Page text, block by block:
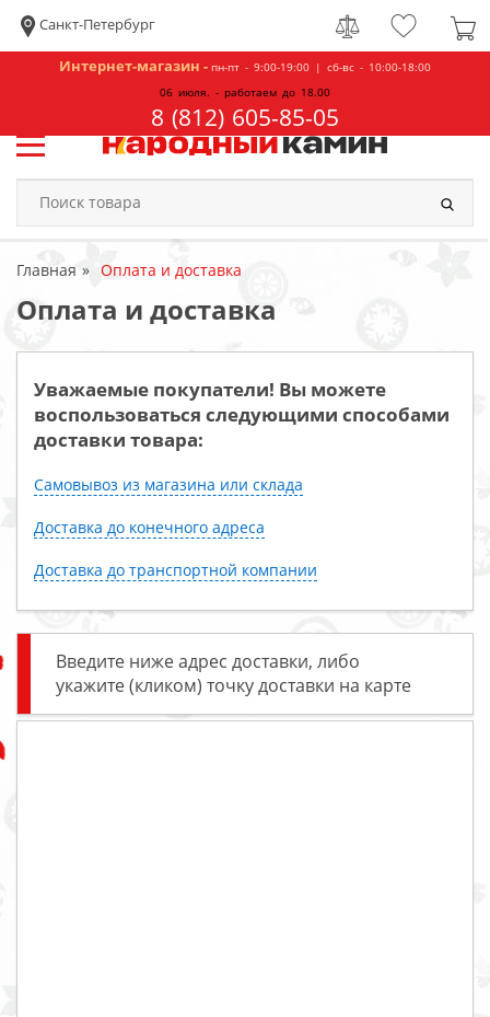
Санкт-Петербург
Интернет-магазин - пн-пт - 9:00-19:00 | сб-вс - 10:00-18:00
06 июля. - работаем до 18.00
8 (812) 605-85-05
Главная Оплата и доставка
Оплата и доставка
Уважаемые покупатели! Вы можете
воспользоваться следующими способами
доставки товара:
Самовывоз из магазина или склада
Доставка до конечного адреса
Доставка до транспортной компании
Введите ниже адрес доставки, либо
укажите (кликом) точку доставки на карте